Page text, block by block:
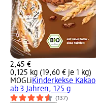
2,45 €
0,125 kg (19,60 € je 1 kg)
MOGLiKinderkekse Kakao
ab 3 Jahren, 125 g
(137)